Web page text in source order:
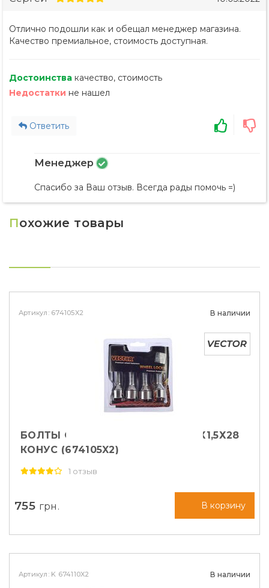
Отлично подошли как и обещал менеджер магазина.
Качество премиальное, стоимость доступная.
Достоинства качество, стоимость
Недостатки не нашел
Ответить
Менеджер
Спасибо за Ваш отзыв. Всегда рады помочь =)
Похожие товары
Артикул: 674105X2 В наличии
БОЛТЫ СЕКРЕТНЫЕ VECTOR М14Х1,5Х28
КОНУС (674105X2)
1 отзыв
755 грн. В корзину
Артикул: K 674110X2 В наличии